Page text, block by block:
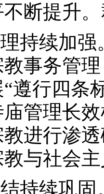
断提升
持续加
事务管
遵行四条
管理长
进行渗
与社会
持续巩